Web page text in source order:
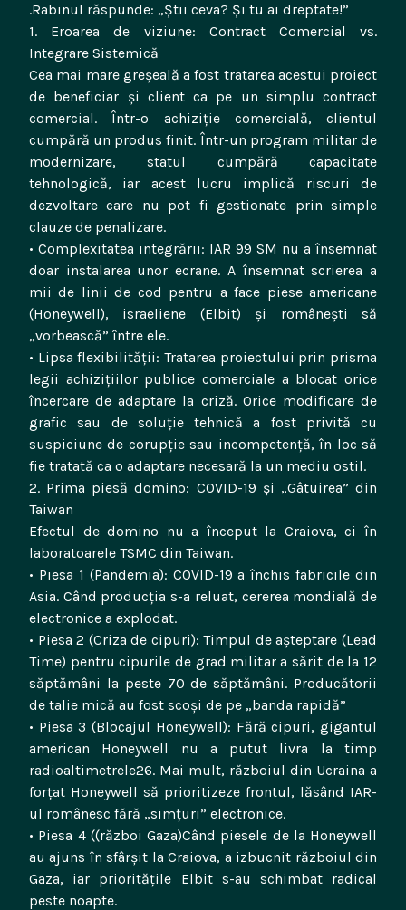
.Rabinul răspunde: „Știi ceva? Și tu ai dreptate!”
1. Eroarea de viziune: Contract Comercial vs.
Integrare Sistemică
Cea mai mare greșeală a fost tratarea acestui proiect
de beneficiar și client ca pe un simplu contract
comercial. Într-o achiziție comercială, clientul
cumpără un produs finit. Într-un program militar de
modernizare, statul cumpără capacitate
tehnologică, iar acest lucru implică riscuri de
dezvoltare care nu pot fi gestionate prin simple
clauze de penalizare.
• Complexitatea integrării: IAR 99 SM nu a însemnat
doar instalarea unor ecrane. A însemnat scrierea a
mii de linii de cod pentru a face piese americane
(Honeywell), israeliene (Elbit) și românești să
„vorbească” între ele.
• Lipsa flexibilității: Tratarea proiectului prin prisma
legii achizițiilor publice comerciale a blocat orice
încercare de adaptare la criză. Orice modificare de
grafic sau de soluție tehnică a fost privită cu
suspiciune de corupție sau incompetență, în loc să
fie tratată ca o adaptare necesară la un mediu ostil.
2. Prima piesă domino: COVID-19 și „Gâtuirea” din
Taiwan
Efectul de domino nu a început la Craiova, ci în
laboratoarele TSMC din Taiwan.
• Piesa 1 (Pandemia): COVID-19 a închis fabricile din
Asia. Când producția s-a reluat, cererea mondială de
electronice a explodat.
• Piesa 2 (Criza de cipuri): Timpul de așteptare (Lead
Time) pentru cipurile de grad militar a sărit de la 12
săptămâni la peste 70 de săptămâni. Producătorii
de talie mică au fost scoși de pe „banda rapidă”
• Piesa 3 (Blocajul Honeywell): Fără cipuri, gigantul
american Honeywell nu a putut livra la timp
radioaltimetrele26. Mai mult, războiul din Ucraina a
forțat Honeywell să prioritizeze frontul, lăsând IAR-
ul românesc fără „simțuri” electronice.
• Piesa 4 ((război Gaza)Când piesele de la Honeywell
au ajuns în sfârșit la Craiova, a izbucnit războiul din
Gaza, iar prioritățile Elbit s-au schimbat radical
peste noapte.